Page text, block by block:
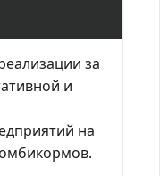
за
и
на